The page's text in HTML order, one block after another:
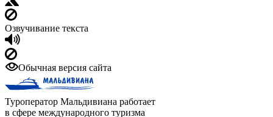
Озвучивание текста
Обычная версия сайта
Туроператор Мальдивиана работает
в сфере международного туризма